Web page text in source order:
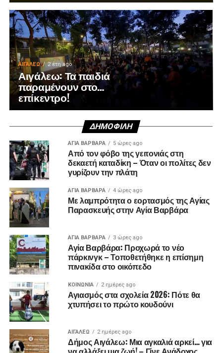
ΑΙΓΑΛΕΩ 2 έτη ago
Αιγάλεω: Τα παιδιά
παραμένουν στο…
επίκεντρο!
ΔΗΜΟΦΙΛΉ
ΑΓΙΑ ΒΑΡΒΑΡΑ 5 ώρες ago
Από τον φόβο της γειτονιάς στη
δεκαετή καταδίκη – Όταν οι πολίτες δεν
γυρίζουν την πλάτη
ΑΓΙΑ ΒΑΡΒΑΡΑ 4 ώρες ago
Με λαμπρότητα ο εορτασμός της Αγίας
Παρασκευής στην Αγία Βαρβάρα
ΑΓΙΑ ΒΑΡΒΑΡΑ 3 ώρες ago
Αγία Βαρβάρα: Προχωρά το νέο
πάρκινγκ – Τοποθετήθηκε η επίσημη
πινακίδα στο οικόπεδο
ΚΟΙΝΩΝΊΑ 2 ημέρες ago
Αγιασμός στα σχολεία 2026: Πότε θα
χτυπήσει το πρώτο κουδούνι
ΑΙΓΑΛΕΩ 2 ημέρες ago
Δήμος Αιγάλεω: Μια αγκαλιά αρκεί… για